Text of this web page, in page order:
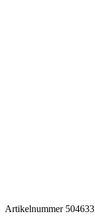
Artikelnummer 504633